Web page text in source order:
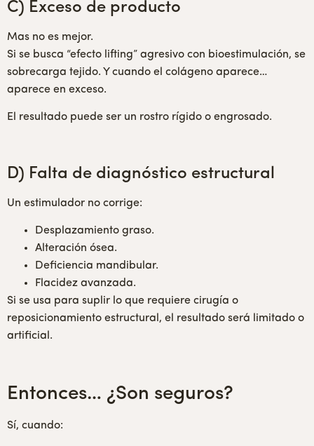
C) Exceso de producto
Mas no es mejor.
Si se busca “efecto lifting” agresivo con bioestimulación, se
sobrecarga tejido. Y cuando el colágeno aparece…
aparece en exceso.
El resultado puede ser un rostro rígido o engrosado.
D) Falta de diagnóstico estructural
Un estimulador no corrige:
Desplazamiento graso.
Alteración ósea.
Deficiencia mandibular.
Flacidez avanzada.
Si se usa para suplir lo que requiere cirugía o
reposicionamiento estructural, el resultado será limitado o
artificial.
Entonces… ¿Son seguros?
Sí, cuando: